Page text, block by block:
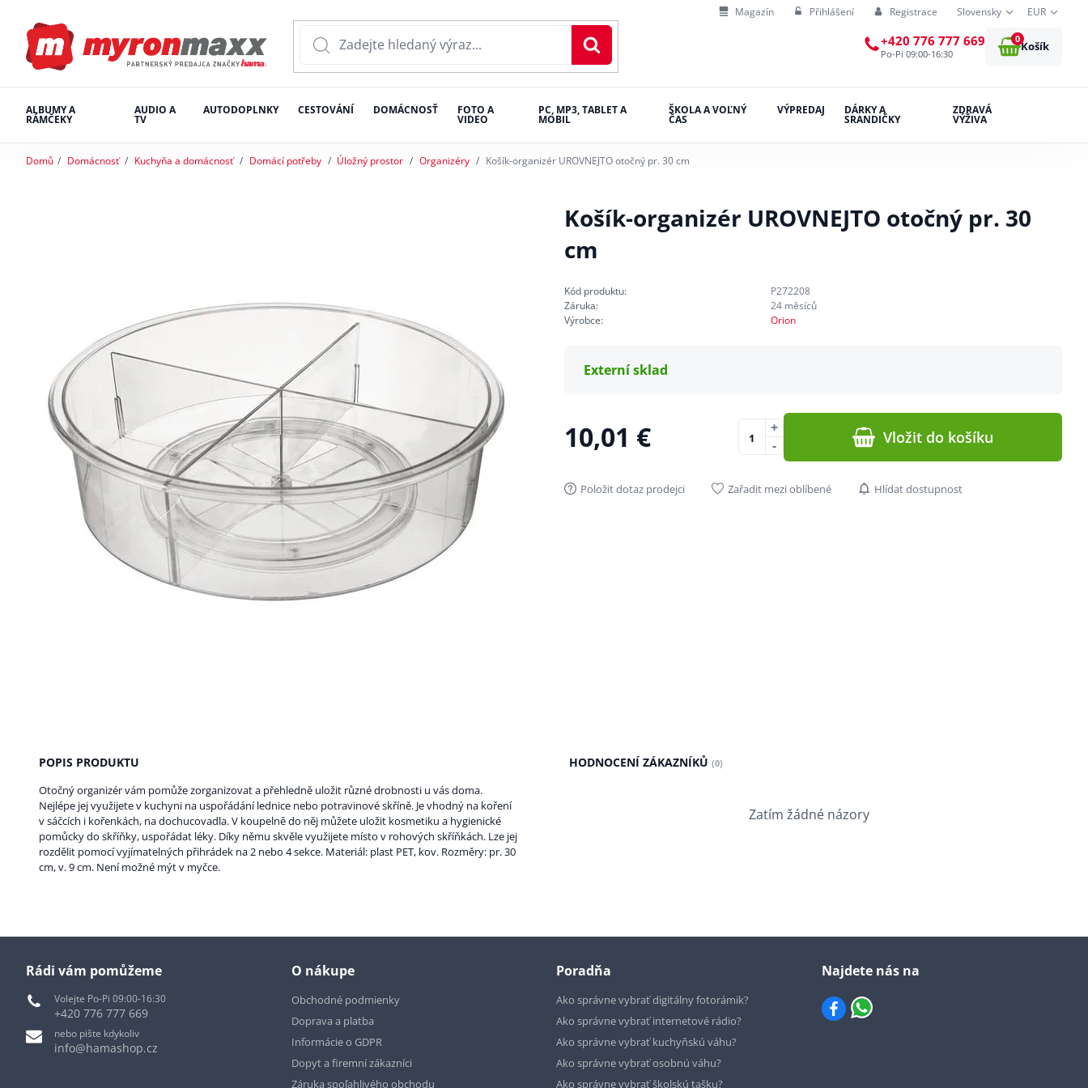
Magazín Přihlášení Registrace Slovensky EUR
+420 776 777 669
Po-Pi 09:00-16:30
0
Košík
ALBUMY A
RÁMČEKY
AUDIO A
TV
AUTODOPLNKY CESTOVÁNÍ DOMÁCNOSŤ FOTO A
VIDEO
PC, MP3, TABLET A
MOBIL
ŠKOLA A VOĽNÝ
ČAS
VÝPREDAJ DÁRKY A
SRANDIČKY
ZDRAVÁ
VÝŽIVA
Domů Domácnosť Kuchyňa a domácnosť Domácí potřeby Úložný prostor Organizéry Košík-organizér UROVNEJTO otočný pr. 30 cm
Košík-organizér UROVNEJTO otočný pr. 30
cm
Kód produktu:
P272208
Záruka:
24 měsíců
Výrobce:
Orion
Externí sklad
10,01 € -
+ Vložit do košíku
Položit dotaz prodejci Zařadit mezi oblíbené Hlídat dostupnost
POPIS PRODUKTU
Otočný organizér vám pomůže zorganizovat a přehledně uložit různé drobnosti u vás doma.
Nejlépe jej využijete v kuchyni na uspořádání lednice nebo potravinové skříně. Je vhodný na koření
v sáčcích i kořenkách, na dochucovadla. V koupelně do něj můžete uložit kosmetiku a hygienické
pomůcky do skříňky, uspořádat léky. Díky němu skvěle využijete místo v rohových skříňkách. Lze jej
rozdělit pomocí vyjímatelných přihrádek na 2 nebo 4 sekce. Materiál: plast PET, kov. Rozměry: pr. 30
cm, v. 9 cm. Není možné mýt v myčce.
HODNOCENÍ ZÁKAZNÍKŮ (0)
Zatím žádné názory
Rádi vám pomůžeme
Volejte Po-Pi 09:00-16:30
+420 776 777 669
nebo pište kdykoliv
info@hamashop.cz
O nákupe
Obchodné podmienky
Doprava a platba
Informácie o GDPR
Dopyt a firemní zákazníci
Záruka spoľahlivého obchodu
Poradňa
Ako správne vybrať digitálny fotorámik?
Ako správne vybrať internetové rádio?
Ako správne vybrať kuchyňskú váhu?
Ako správne vybrať osobnú váhu?
Ako správne vybrať školskú tašku?
Najdete nás na